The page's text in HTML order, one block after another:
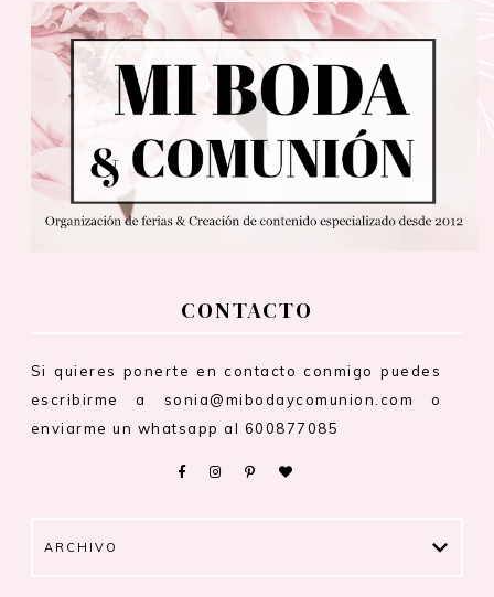
CONTACTO
Si quieres ponerte en contacto conmigo puedes
escribirme a sonia@mibodaycomunion.com o
enviarme un whatsapp al 600877085
ARCHIVO